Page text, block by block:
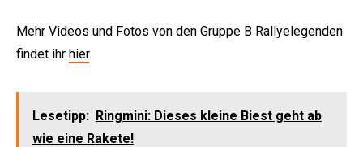
Mehr Videos und Fotos von den Gruppe B Rallyelegenden
findet ihr hier.
Lesetipp: Ringmini: Dieses kleine Biest geht ab
wie eine Rakete!